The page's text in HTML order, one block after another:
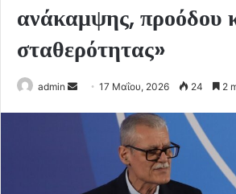
ανάκαμψης, προόδου
σταθερότητας»
admin
Send17 Μαΐου, 2026 24 2